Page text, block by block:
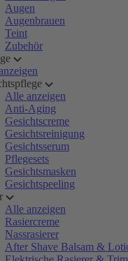
Augen
Augenbrauen
Teint
Zubehör
Alle anzeigen
Anti-Aging
Gesichtscreme
Gesichtsreinigung
Gesichtsserum
Pflegesets
Gesichtsmasken
Gesichtspeeling
Alle anzeigen
Rasiercreme
Nassrasierer
After Shave Balsam &